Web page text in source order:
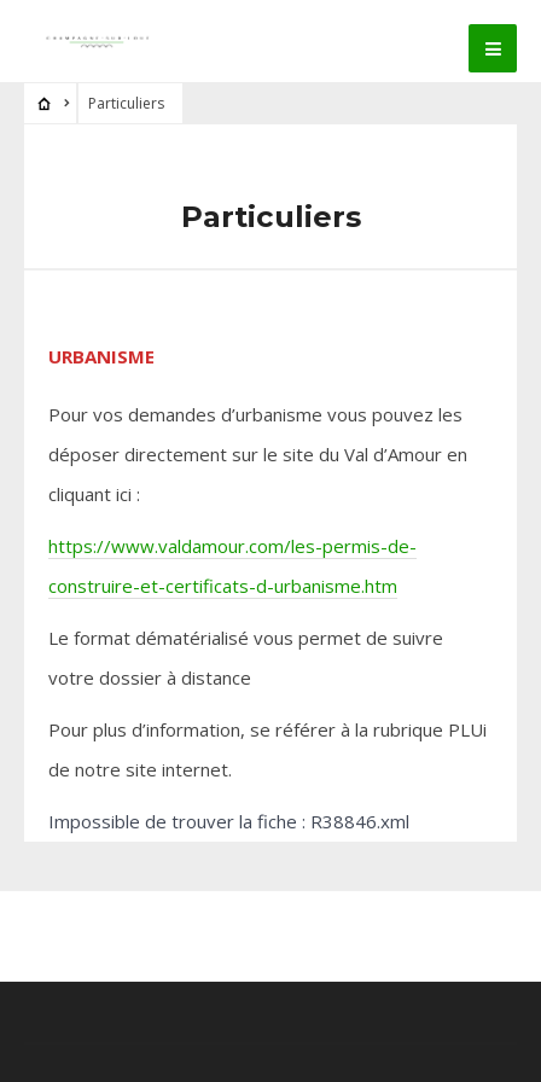
Particuliers
Particuliers
URBANISME
Pour vos demandes d’urbanisme vous pouvez les
déposer directement sur le site du Val d’Amour en
cliquant ici :
https://www.valdamour.com/les-permis-de-
construire-et-certificats-d-urbanisme.htm
Le format dématérialisé vous permet de suivre
votre dossier à distance
Pour plus d’information, se référer à la rubrique PLUi
de notre site internet.
Impossible de trouver la fiche : R38846.xml